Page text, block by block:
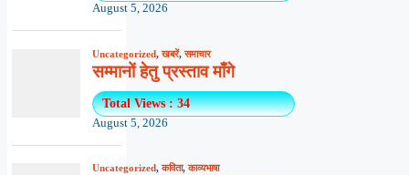
August 5, 2026
Uncategorized,खबरें,समाचार
सम्मानों हेतु प्रस्ताव माँगे
Total Views : 34
August 5, 2026
Uncategorized,कविता,काव्यभाषा